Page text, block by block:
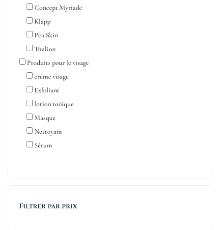
Concept Myriade
Klapp
Pca Skin
Thalion
Produits pour le visage
crème visage
Exfoliant
lotion tonique
Masque
Nettoyant
Sérum
Filtrer par prix